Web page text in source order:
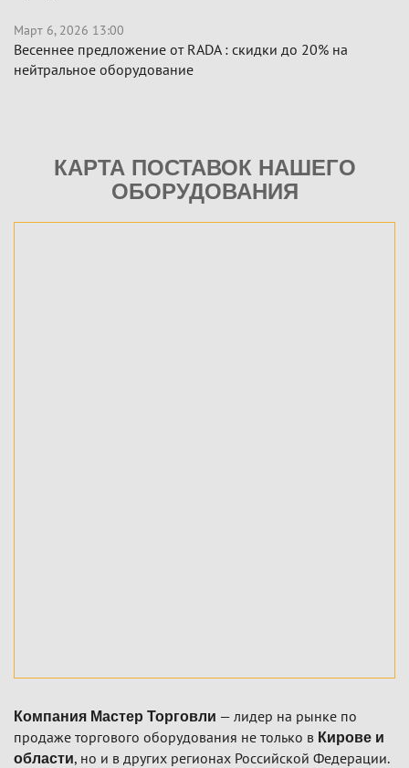
Март 6, 2026 13:00
Весеннее предложение от RADA : скидки до 20% на
нейтральное оборудование
КАРТА ПОСТАВОК НАШЕГО
ОБОРУДОВАНИЯ
Компания Мастер Торговли — лидер на рынке по
продаже торгового оборудования не только в Кирове и
области, но и в других регионах Российской Федерации.